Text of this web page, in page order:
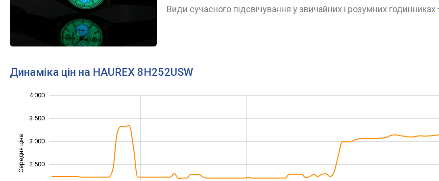
Види сучасного підсвічування у звичайних і розумних годинниках
Динаміка цін на HAUREX 8H252USW
Середня ціна 2 500
3 000
3 500
4 000